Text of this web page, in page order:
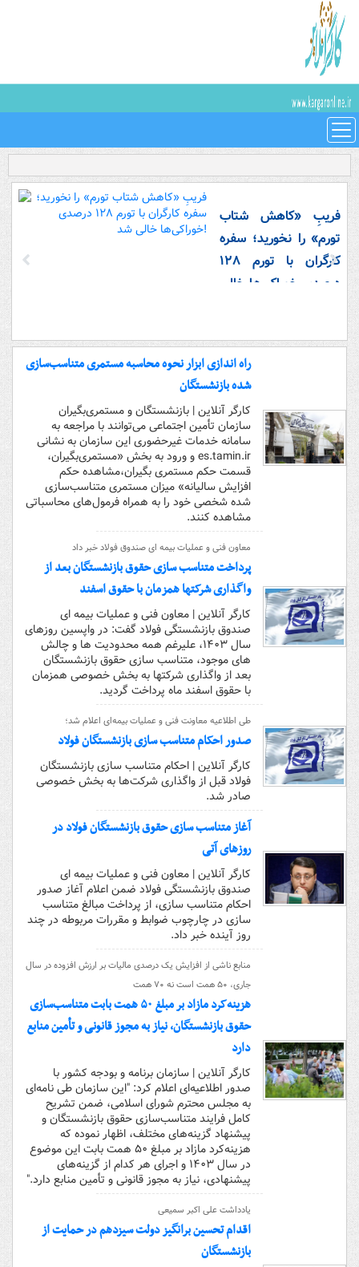
فریبِ «کاهش شتاب
تورم» را نخورید؛ سفره
کارگران با تورم ۱۲۸
درصدی خوراکی‌ها خالی
راه اندازی ابزار نحوه محاسبه مستمری متناسب‌سازی
شده بازنشستگان
کارگر آنلاین | بازنشستگان و مستمری‌بگیران
سازمان تأمین اجتماعی می‌توانند با مراجعه به
سامانه خدمات غیرحضوری این سازمان به نشانی
es.tamin.ir و ورود به بخش «مستمری‌بگیران،
قسمت حکم مستمری بگیران،مشاهده حکم
افزایش سالیانه» میزان مستمری متناسب‌سازی
شده شخصی خود را به همراه فرمول‌های محاسباتی
مشاهده کنند.
معاون فنی و عملیات بیمه ای صندوق فولاد خبر داد
پرداخت متناسب سازی حقوق بازنشستگان بعد از
واگذاری شرکتها همزمان با حقوق اسفند
کارگر آنلاین | معاون فنی و عملیات بیمه ای
صندوق بازنشستگی فولاد گفت: در واپسین روزهای
سال ۱۴۰۳، علیرغم همه محدودیت ها و چالش
های موجود، متناسب سازی حقوق بازنشستگان
بعد از واگذاری شرکتها به بخش خصوصی همزمان
با حقوق اسفند ماه پرداخت گردید.
طی اطلاعیه معاونت فنی و عملیات بیمه‌ای اعلام شد؛
صدور احکام متناسب سازی بازنشستگان فولاد
کارگر آنلاین | احکام متناسب سازی بازنشستگان
فولاد قبل از واگذاری شرکت‌ها به بخش خصوصی
صادر شد.
آغاز متناسب سازی حقوق بازنشستگان فولاد در
روزهای آتی
کارگر آنلاین | معاون فنی و عملیات بیمه ای
صندوق بازنشستگی فولاد ضمن اعلام آغاز صدور
احکام متناسب سازی، از پرداخت مبالغ متناسب
سازی در چارچوب ضوابط و مقررات مربوطه در چند
روز آینده خبر داد.
منابع ناشی از افزایش یک درصدی مالیات بر ارزش افزوده در سال
جاری، ۵۰ همت است نه ۷۰ همت
هزینه‌کرد مازاد بر مبلغ ۵۰ همت بابت متناسب‌سازی
حقوق بازنشستگان، نیاز به مجوز قانونی و تأمین منابع
دارد
کارگر آنلاین | سازمان برنامه و بودجه کشور با
صدور اطلاعیه‌ای اعلام کرد: "این سازمان طی نامه‌ای
به مجلس محترم شورای اسلامی، ضمن تشریح
کامل فرایند متناسب‌سازی حقوق بازنشستگان و
پیشنهاد گزینه‌های مختلف، اظهار نموده که
هزینه‌کرد مازاد بر مبلغ ۵۰ همت بابت این موضوع
در سال ۱۴۰۳ و اجرای هر کدام از گزینه‌های
پیشنهادی، نیاز به مجوز قانونی و تأمین منابع دارد."
یادداشت علی اکبر سمیعی
اقدام تحسین برانگیز دولت سیزدهم در حمایت از
بازنشستگان